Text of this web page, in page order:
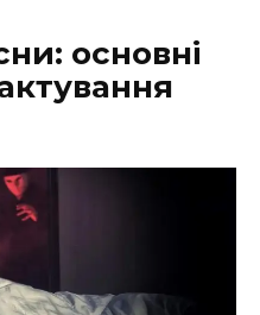
основні